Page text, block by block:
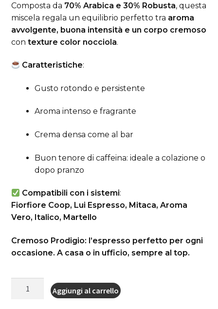
Composta da 70% Arabica e 30% Robusta, questa
miscela regala un equilibrio perfetto tra aroma
avvolgente, buona intensità e un corpo cremoso
con texture color nocciola.
Caratteristiche:
Gusto rotondo e persistente
Aroma intenso e fragrante
Crema densa come al bar
Buon tenore di caffeina: ideale a colazione o
dopo pranzo
Compatibili con i sistemi:
Fiorfiore Coop, Lui Espresso, Mitaca, Aroma
Vero, Italico, Martello
Cremoso Prodigio: l’espresso perfetto per ogni
occasione. A casa o in ufficio, sempre al top.
Aggiungi al carrello